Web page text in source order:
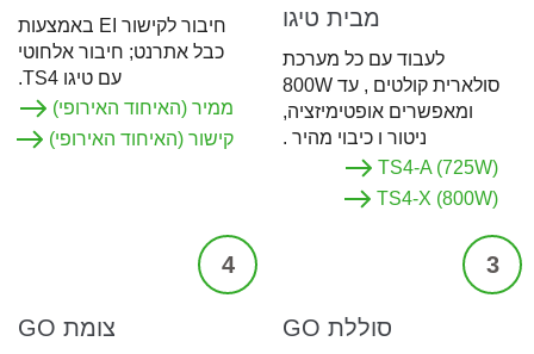
מבית טיגו
לעבוד עם כל מערכת
סולארית קולטים , עד 800W
ומאפשרים אופטימיזציה,
ניטור ו כיבוי מהיר .
TS4-A (725W)
TS4-X (800W)
חיבור לקישור EI באמצעות
כבל אתרנט; חיבור אלחוטי
עם טיגו TS4.
ממיר (האיחוד האירופי)
קישור (האיחוד האירופי)
3
סוללת GO
4
צומת GO